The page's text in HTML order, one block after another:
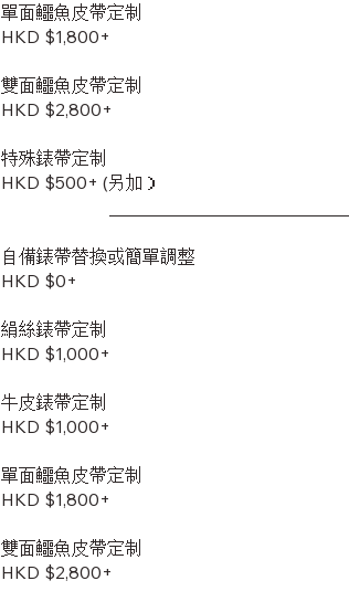
單面鱷魚皮帶定制
HKD $1,800+
雙面鱷魚皮帶定制
​HKD $2,800+
特殊錶帶定制
HKD $500+ (另加）
自備錶帶替換或簡單調整
HKD $0+
絹絲錶帶定制
HKD $1,000+
牛皮錶帶定制
HKD $1,000+
單面鱷魚皮帶定制
HKD $1,800+
雙面鱷魚皮帶定制
​HKD $2,800+